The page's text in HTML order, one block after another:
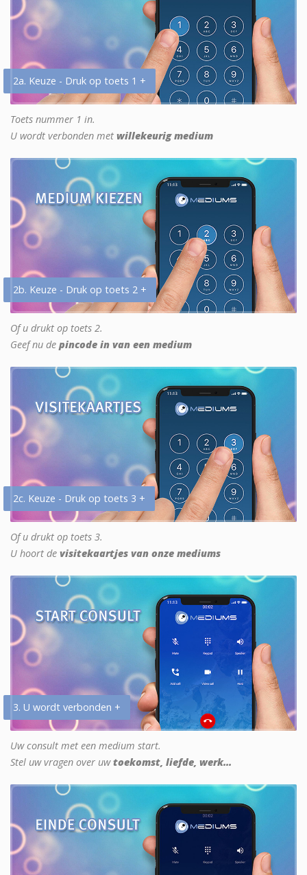
2a. Keuze - Druk op toets 1 +
Toets nummer 1 in.
U wordt verbonden met willekeurig medium
2b. Keuze - Druk op toets 2 +
Of u drukt op toets 2.
Geef nu de pincode in van een medium
2c. Keuze - Druk op toets 3 +
Of u drukt op toets 3.
U hoort de visitekaartjes van onze mediums
3. U wordt verbonden +
Uw consult met een medium start.
Stel uw vragen over uwtoekomst, liefde, werk...